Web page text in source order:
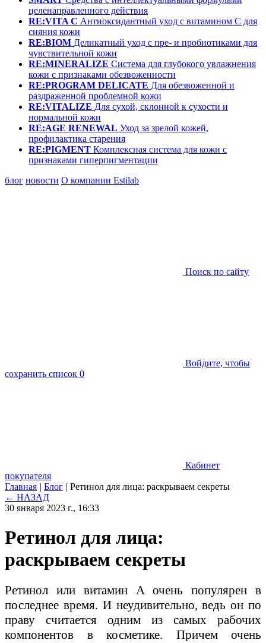
целенаправленного действия
RE:VITA C Антиоксидантный уход с витамином С для
сияния кожи
RE:BIOM Деликатный уход с пре- и пробиотиками для
чувствительной кожи
RE:MINERALIZE Система для глубокого увлажнения
кожи с признаками обезвоженности
RE:PROGRAM DELICATE Для обезвоженной и
раздраженной проблемной кожи
RE:VITALIZE Для сухой, склонной к сухости и
нормальной кожи
RE:AGE RENEWAL Уход за зрелой кожей,
профилактика старения
RE:PIGMENT Комплексная система для кожи с
признаками гиперпигментации
блог новости О компании Estilab
Поиск по сайту
Войдите, чтобы
сохранить список 0
Кабинет
покупателя
Главная | Блог | Ретинол для лица: раскрываем секреты
← НАЗАД
30 января 2023 г., 16:33
Ретинол для лица:
раскрываем секреты
Ретинол или витамин А очень популярен в
последнее время. И неудивительно, ведь он по
праву считается одним из самых рабочих
компонентов в косметике. Причем очень